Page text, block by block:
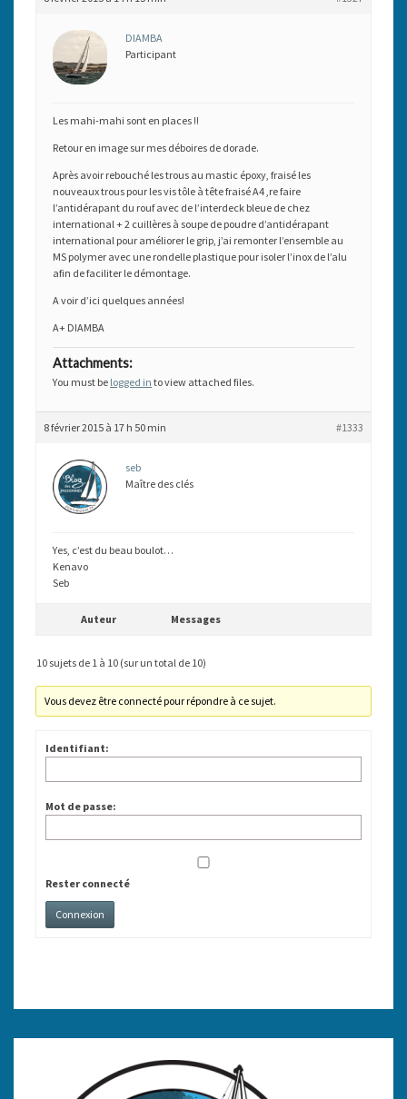
DIAMBA
Participant
Les mahi-mahi sont en places !!
Retour en image sur mes déboires de dorade.
Après avoir rebouché les trous au mastic époxy, fraisé les
nouveaux trous pour les vis tôle à tête fraisé A4 ,re faire
l’antidérapant du rouf avec de l’interdeck bleue de chez
international + 2 cuillères à soupe de poudre d’antidérapant
international pour améliorer le grip, j’ai remonter l’ensemble au
MS polymer avec une rondelle plastique pour isoler l’inox de l’alu
afin de faciliter le démontage.
A voir d’ici quelques années!
A+ DIAMBA
Attachments:
You must be logged in to view attached files.
8 février 2015 à 17 h 50 min #1333
seb
Maître des clés
Yes, c’est du beau boulot…
Kenavo
Seb
Auteur Messages
10 sujets de 1 à 10 (sur un total de 10)
Vous devez être connecté pour répondre à ce sujet.
Identifiant:
Mot de passe:
Rester connecté
Connexion